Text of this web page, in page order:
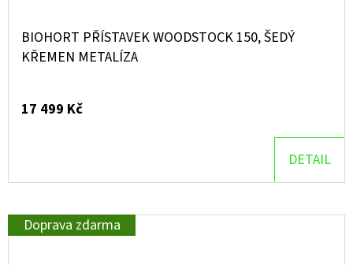
BIOHORT PŘÍSTAVEK WOODSTOCK 150, ŠEDÝ
KŘEMEN METALÍZA
17 499 Kč
DETAIL
Doprava zdarma